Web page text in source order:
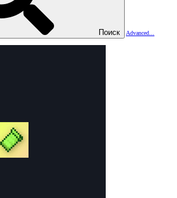
Поиск
Advanced...